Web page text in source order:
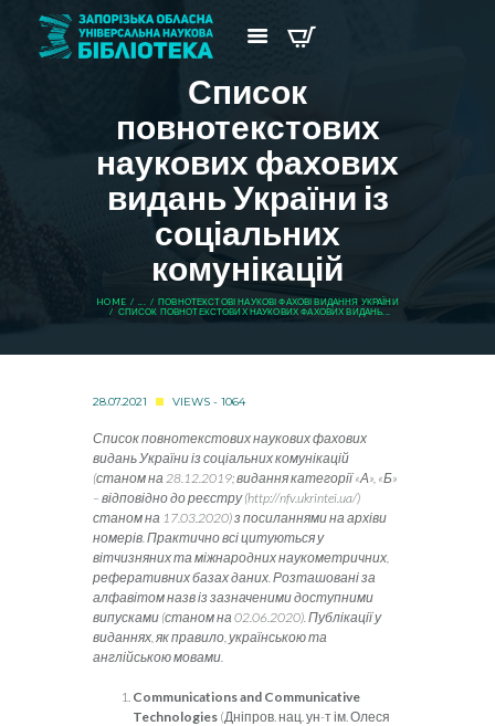
Список
повнотекстових
наукових фахових
видань України із
соціальних
комунікацій
HOME ...
ПОВНОТЕКСТОВІ НАУКОВІ ФАХОВІ ВИДАННЯ УКРАЇНИ
СПИСОК ПОВНОТЕКСТОВИХ НАУКОВИХ ФАХОВИХ ВИДАНЬ...
28.07.2021 VIEWS - 1064
Список повнотекстових наукових фахових
видань Україниіз соціальних комунікацій
(станом на 28.12.2019; видання категорії «А», «Б»
– відповідно до реєстру (http://nfv.ukrinteiua/)
станом на 17.03.2020) з посиланнями на архіви
номерів. Практично всі цитуються у
вітчизняних та міжнародних наукометричних,
реферативних базах даних. Розташовані за
алфавітом назв із зазначеними доступними
випусками (станом на 02.06.2020). Публікації у
виданнях, як правило, українською та
англійською мовами.
Communications and Communicative
Technologies (Дніпров. нац. ун-т ім. Олеся